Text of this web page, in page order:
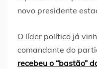
novo presidente
O líder político já
comandante do
recebeu o “bastão”